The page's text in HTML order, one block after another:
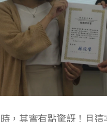
，其實有點驚訝！且